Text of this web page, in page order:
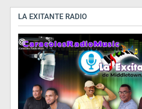
LA EXITANTE RADIO